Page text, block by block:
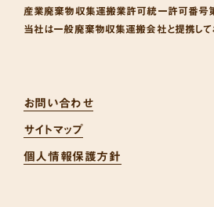
産業廃棄物収集運搬業許可統一許可番号
当社は一般廃棄物収集運搬会社と提携して
お問い合わせ
サイトマップ
個人情報保護方針